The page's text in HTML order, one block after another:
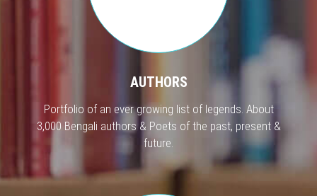
AUTHORS
Portfolio of an ever growing list of legends. About
3,000 Bengali authors & Poets of the past, present &
future.